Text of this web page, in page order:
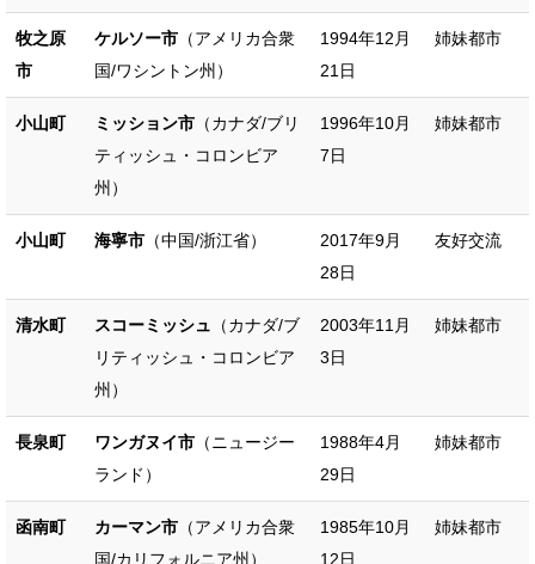
牧之原
市
ケルソー市 （アメリカ合衆
国/ワシントン州）
1994年12月
21日
姉妹都市
小山町 ミッション市 （カナダ/ブリ
ティッシュ・コロンビア
州）
1996年10月
7日
姉妹都市
小山町 海寧市 （中国/浙江省）
2017年9月
28日
友好交流
清水町 スコーミッシュ （カナダ/ブ
リティッシュ・コロンビア
州）
2003年11月
3日
姉妹都市
長泉町 ワンガヌイ市 （ニュージー
ランド）
1988年4月
29日
姉妹都市
函南町 カーマン市 （アメリカ合衆
国/カリフォルニア州）
1985年10月
12日
姉妹都市